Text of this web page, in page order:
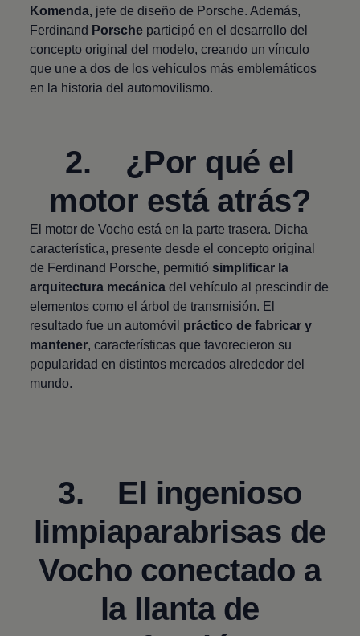
Komenda, jefe de diseño de Porsche. Además,
Ferdinand Porsche participó en el desarrollo del
concepto original del modelo, creando un vínculo
que une a dos de los vehículos más emblemáticos
en la historia del automovilismo.
2. ¿Por qué el
motor está atrás?
El motor de Vocho está en la parte trasera. Dicha
característica, presente desde el concepto original
de Ferdinand Porsche, permitió simplificar la
arquitectura mecánica del vehículo al prescindir de
elementos como el árbol de transmisión. El
resultado fue un automóvil práctico de fabricar y
mantener, características que favorecieron su
popularidad en distintos mercados alrededor del
mundo.
3. El ingenioso
limpiaparabrisas de
Vocho conectado a
la llanta de